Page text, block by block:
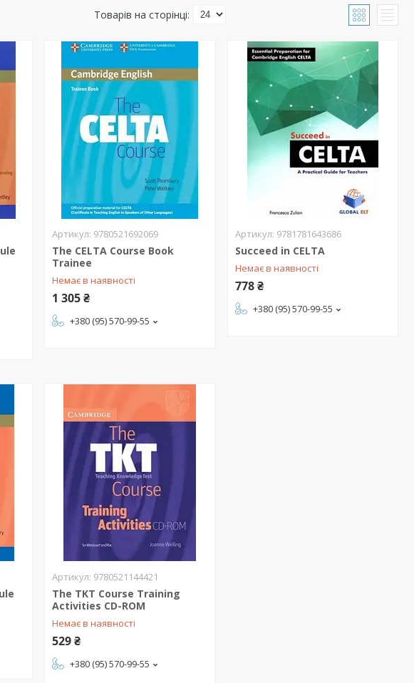
9780521692069
The CELTA Course Book
Trainee
Немає в наявності
1 305 ₴
+380 (95) 570-99-55
9781781643686
Succeed in CELTA
Немає в наявності
778 ₴
+380 (95) 570-99-55
9780521144421
The TKT Course Training
Activities CD-ROM
Немає в наявності
529 ₴
+380 (95) 570-99-55